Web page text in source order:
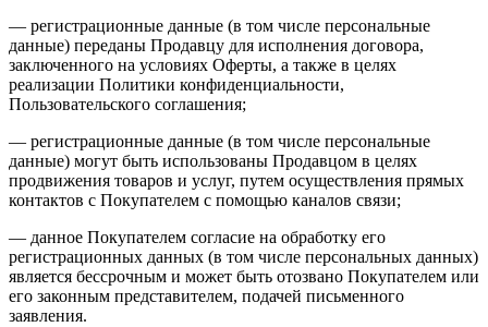
— регистрационные данные (в том числе персональные
данные) переданы Продавцу для исполнения договора,
заключенного на условиях Оферты, а также в целях
реализации Политики конфиденциальности,
Пользовательского соглашения;
— регистрационные данные (в том числе персональные
данные) могут быть использованы Продавцом в целях
продвижения товаров и услуг, путем осуществления прямых
контактов с Покупателем с помощью каналов связи;
— данное Покупателем согласие на обработку его
регистрационных данных (в том числе персональных данных)
является бессрочным и может быть отозвано Покупателем или
его законным представителем, подачей письменного
заявления.